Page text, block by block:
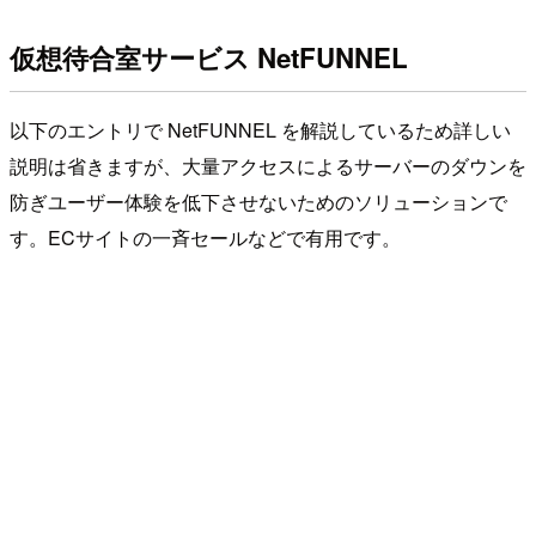
仮想待合室サービス NetFUNNEL
以下のエントリで NetFUNNEL を解説しているため詳しい
説明は省きますが、大量アクセスによるサーバーのダウンを
防ぎユーザー体験を低下させないためのソリューションで
す。ECサイトの一斉セールなどで有用です。